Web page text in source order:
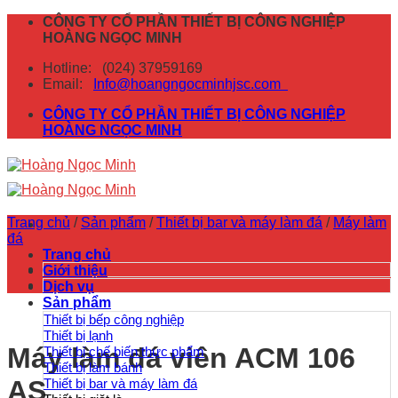
Skip
CÔNG TY CỔ PHẦN THIẾT BỊ CÔNG NGHIỆP
HOÀNG NGỌC MINH
Hotline: (024) 37959169
Email:
Info@hoangngocminhjsc.com
CÔNG TY CỔ PHẦN THIẾT BỊ CÔNG NGHIỆP
HOÀNG NGỌC MINH
Trang chủ
Giới thiệu
Dịch vụ
Sản phẩm
Thiết bị bếp công nghiệp
Thiết bị lạnh
Thiết bị chế biến thực phẩm
Thiết bị làm bánh
Thiết bị bar và máy làm đá
Trang chủ / Sản phẩm / Thiết bị bar và máy làm đá / Máy làm
đá
Máy làm đá viên ACM 106
AS